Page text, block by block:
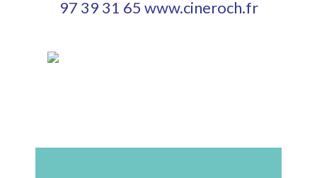
97 39 31 65 www.cineroch.fr